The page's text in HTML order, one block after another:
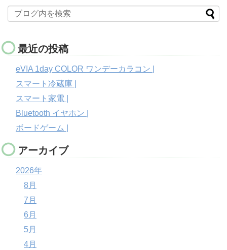
最近の投稿
eVIA 1day COLOR ワンデーカラコン |
スマート冷蔵庫 |
スマート家電 |
Bluetooth イヤホン |
ボードゲーム |
アーカイブ
2026年
8月
7月
6月
5月
4月